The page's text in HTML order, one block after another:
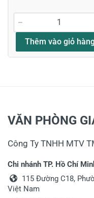
Thêm vào giỏ hàng
VĂN PHÒNG
Công Ty TNHH MTV
Chi nhánh TP. Hồ Chí
115 Đường C18,
Việt Nam